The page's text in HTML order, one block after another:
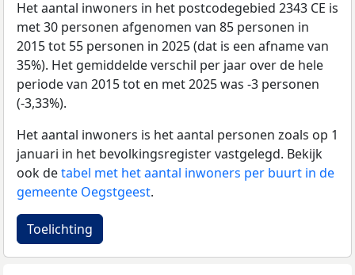
Het aantal inwoners in het postcodegebied 2343 CE is
met 30 personen afgenomen van 85 personen in
2015 tot 55 personen in 2025 (dat is een afname van
35%). Het gemiddelde verschil per jaar over de hele
periode van 2015 tot en met 2025 was -3 personen
(-3,33%).
Het aantal inwoners is het aantal personen zoals op 1
januari in het bevolkingsregister vastgelegd. Bekijk
ook detabel met het aantal inwoners per buurt in de
gemeente Oegstgeest.
Toelichting